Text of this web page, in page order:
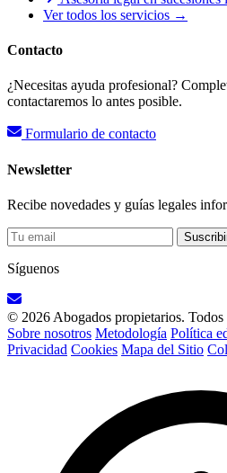
Ver todos los servicios →
Contacto
¿Necesitas ayuda profesional?
contactaremos lo antes posible.
Formulario de contacto
Newsletter
Recibe novedades y guías legales
Síguenos
© 2026 Abogados propietarios. Todos
Sobre nosotros Metodología Política
Privacidad Cookies Mapa del Sitio